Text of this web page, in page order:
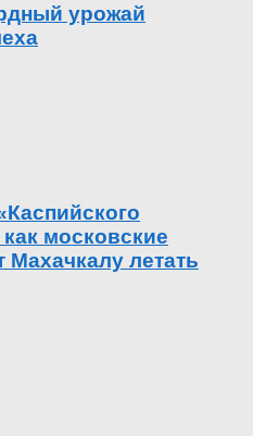
урожай
московские
Махачкалу летать